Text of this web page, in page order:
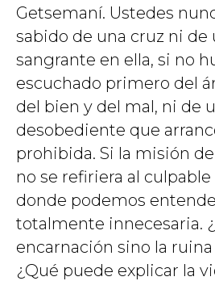
Getsemaní. Ustedes
sabido de una cruz ni de
sangrante en ella, si no
escuchado primero del
del bien y del mal, ni de
desobediente que
prohibida. Si la misión
no se refiriera al culpable
donde podemos
totalmente innecesaria.
encarnación sino la
¿Qué puede explicar la